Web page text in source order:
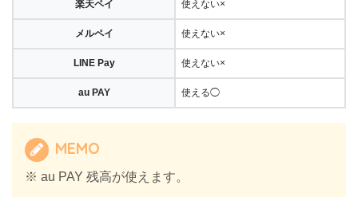
楽天ペイ 使えない×
メルペイ 使えない×
LINE Pay 使えない×
au PAY 使える◯
MEMO
※ au PAY 残高が使えます。